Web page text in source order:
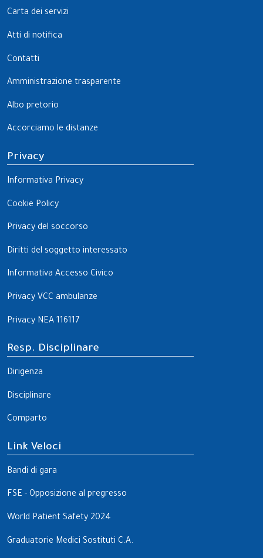
Carta dei servizi
Atti di notifica
Contatti
Amministrazione trasparente
Albo pretorio
Accorciamo le distanze
Privacy
Informativa Privacy
Cookie Policy
Privacy del soccorso
Diritti del soggetto interessato
Informativa Accesso Civico
Privacy VCC ambulanze
Privacy NEA 116117
Resp. Disciplinare
Dirigenza
Disciplinare
Comparto
Link Veloci
Bandi di gara
FSE - Opposizione al pregresso
World Patient Safety 2024
Graduatorie Medici Sostituti C.A.